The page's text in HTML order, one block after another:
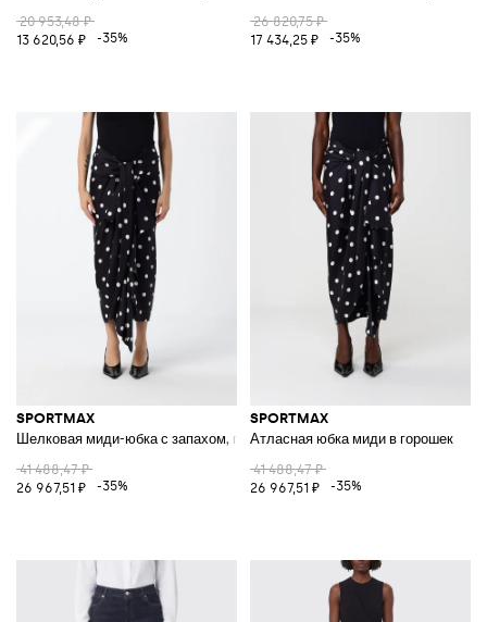
20 953,48 ₽
13 620,56 ₽
-35%
26 820,75 ₽
17 434,25 ₽
-35%
SPORTMAX
Шелковая миди-юбка с запахом, принтом в горошек и завязкой на талии
41 488,47 ₽
26 967,51 ₽
-35%
SPORTMAX
Атласная юбка миди в горошек
41 488,47 ₽
26 967,51 ₽
-35%